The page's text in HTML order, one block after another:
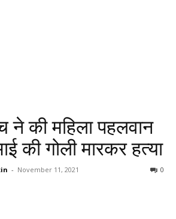
ने की महिला पहलवान
की गोली मारकर हत्या
- November 11, 2021 0